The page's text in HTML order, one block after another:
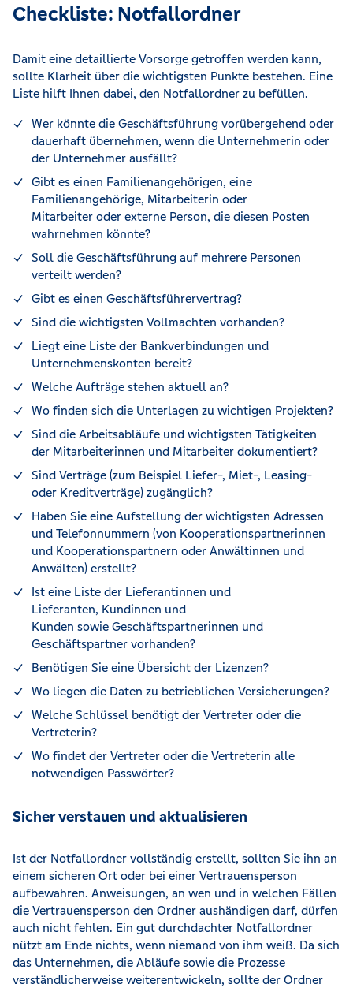
Checkliste: Notfallordner
Damit eine detaillierte Vorsorge getroffen werden kann,
sollte Klarheit über die wichtigsten Punkte bestehen. Eine
Liste hilft Ihnen dabei, den Notfallordner zu befüllen.
Wer könnte die Geschäftsführung vorübergehend oder
dauerhaft übernehmen, wenn die Unternehmerin oder
der Unternehmer ausfällt?
Gibt es einen Familienangehörigen, eine
Familienangehörige, Mitarbeiterin oder
Mitarbeiter oder externe Person, die diesen Posten
wahrnehmen könnte?
Soll die Geschäftsführung auf mehrere Personen
verteilt werden?
Gibt es einen Geschäftsführervertrag?
Sind die wichtigsten Vollmachten vorhanden?
Liegt eine Liste der Bankverbindungen und
Unternehmenskonten bereit?
Welche Aufträge stehen aktuell an?
Wo finden sich die Unterlagen zu wichtigen Projekten?
Sind die Arbeitsabläufe und wichtigsten Tätigkeiten
der Mitarbeiterinnen und Mitarbeiter dokumentiert?
Sind Verträge (zum Beispiel Liefer-, Miet-, Leasing-
oder Kreditverträge) zugänglich?
Haben Sie eine Aufstellung der wichtigsten Adressen
und Telefonnummern (von Kooperationspartnerinnen
und Kooperationspartnern oder Anwältinnen und
Anwälten) erstellt?
Ist eine Liste der Lieferantinnen und
Lieferanten, Kundinnen und
Kunden sowie Geschäftspartnerinnen und
Geschäftspartner vorhanden?
Benötigen Sie eine Übersicht der Lizenzen?
Wo liegen die Daten zu betrieblichen Versicherungen?
Welche Schlüssel benötigt der Vertreter oder die
Vertreterin?
Wo findet der Vertreter oder die Vertreterin alle
notwendigen Passwörter?
Sicher verstauen und aktualisieren
Ist der Notfallordner vollständig erstellt, sollten Sie ihn an
einem sicheren Ort oder bei einer Vertrauensperson
aufbewahren. Anweisungen, an wen und in welchen Fällen
die Vertrauensperson den Ordner aushändigen darf, dürfen
auch nicht fehlen. Ein gut durchdachter Notfallordner
nützt am Ende nichts, wenn niemand von ihm weiß. Da sich
das Unternehmen, die Abläufe sowie die Prozesse
verständlicherweise weiterentwickeln, sollte der Ordner